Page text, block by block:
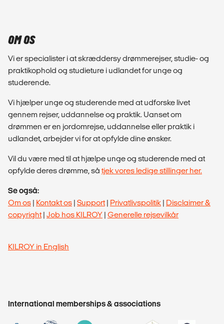
OM OS
Vi er specialister i at skræddersy drømmerejser, studie- og
praktikophold og studieture i udlandet for unge og
studerende.
Vi hjælper unge og studerende med at udforske livet
gennem rejser, uddannelse og praktik. Uanset om
drømmen er en jordomrejse, uddannelse eller praktik i
udlandet, arbejder vi for at opfylde dine ønsker.
Vil du være med til at hjælpe unge og studerende med at
opfylde deres drømme, så tjek vores ledige stillinger her.
Se også:
Om os | Kontakt os | Support| Privatlivspolitik | Disclaimer &
copyright| Job hos KILROY | Generelle rejsevilkår
KILROY in English
International memberships & associations